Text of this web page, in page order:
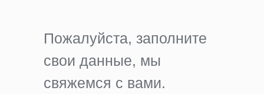
Пожалуйста, заполните
свои данные, мы
свяжемся с вами.